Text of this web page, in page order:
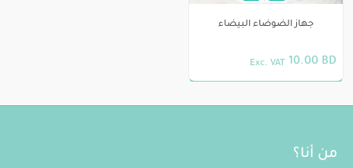
جهاز الضوضاء البيضاء
10.00 BD
Exc. VAT
من أنا؟